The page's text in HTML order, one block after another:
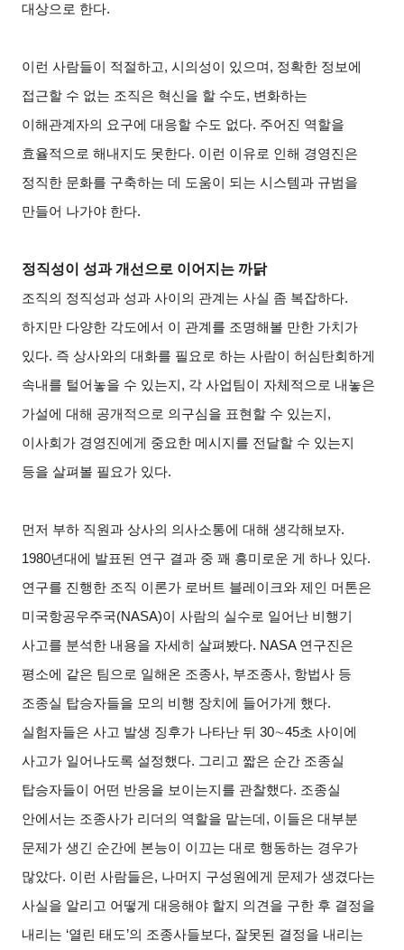
대상으로 한다.
이런 사람들이 적절하고, 시의성이 있으며, 정확한 정보에
접근할 수 없는 조직은 혁신을 할 수도, 변화하는
이해관계자의 요구에 대응할 수도 없다. 주어진 역할을
효율적으로 해내지도 못한다. 이런 이유로 인해 경영진은
정직한 문화를 구축하는 데 도움이 되는 시스템과 규범을
만들어 나가야 한다.
정직성이 성과 개선으로 이어지는 까닭
조직의 정직성과 성과 사이의 관계는 사실 좀 복잡하다.
하지만 다양한 각도에서 이 관계를 조명해볼 만한 가치가
있다. 즉 상사와의 대화를 필요로 하는 사람이 허심탄회하게
속내를 털어놓을 수 있는지, 각 사업팀이 자체적으로 내놓은
가설에 대해 공개적으로 의구심을 표현할 수 있는지,
이사회가 경영진에게 중요한 메시지를 전달할 수 있는지
등을 살펴볼 필요가 있다.
먼저 부하 직원과 상사의 의사소통에 대해 생각해보자.
1980년대에 발표된 연구 결과 중 꽤 흥미로운 게 하나 있다.
연구를 진행한 조직 이론가 로버트 블레이크와 제인 머톤은
미국항공우주국(NASA)이 사람의 실수로 일어난 비행기
사고를 분석한 내용을 자세히 살펴봤다. NASA 연구진은
평소에 같은 팀으로 일해온 조종사, 부조종사, 항법사 등
조종실 탑승자들을 모의 비행 장치에 들어가게 했다.
실험자들은 사고 발생 징후가 나타난 뒤 30∼45초 사이에
사고가 일어나도록 설정했다. 그리고 짧은 순간 조종실
탑승자들이 어떤 반응을 보이는지를 관찰했다. 조종실
안에서는 조종사가 리더의 역할을 맡는데, 이들은 대부분
문제가 생긴 순간에 본능이 이끄는 대로 행동하는 경우가
많았다. 이런 사람들은, 나머지 구성원에게 문제가 생겼다는
사실을 알리고 어떻게 대응해야 할지 의견을 구한 후 결정을
내리는 ‘열린 태도’의 조종사들보다, 잘못된 결정을 내리는